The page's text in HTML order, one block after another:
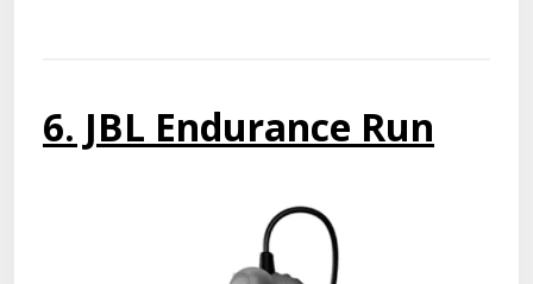
6. JBL Endurance Run